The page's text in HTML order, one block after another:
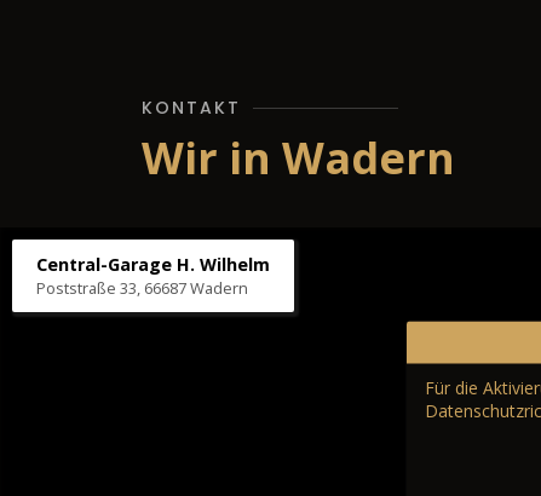
KONTAKT
Wir in Wadern
Central-Garage H. Wilhelm
Poststraße 33, 66687 Wadern
Für die